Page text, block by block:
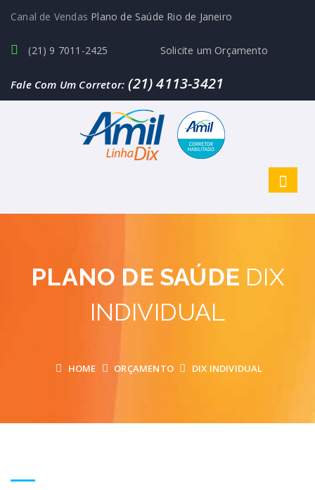
Canal de Vendas Plano de Saúde Rio de Janeiro
(21) 9 7011-2425 Solicite um Orçamento
Fale Com Um Corretor: (21) 4113-3421
PLANO DE SAÚDE DIX
INDIVIDUAL
HOME ORÇAMENTO DIX INDIVIDUAL